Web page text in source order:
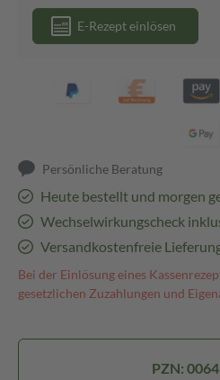
E-Rezept einlösen
Persönliche Beratung
Heute bestellt und morgen
Wechselwirkungscheck
Versandkostenfreie
Bei der Einlösung eines
gesetzlichen Zuzahlungen und
PZN: